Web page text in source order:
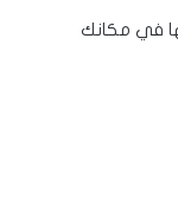
وتبديلها في مكانك